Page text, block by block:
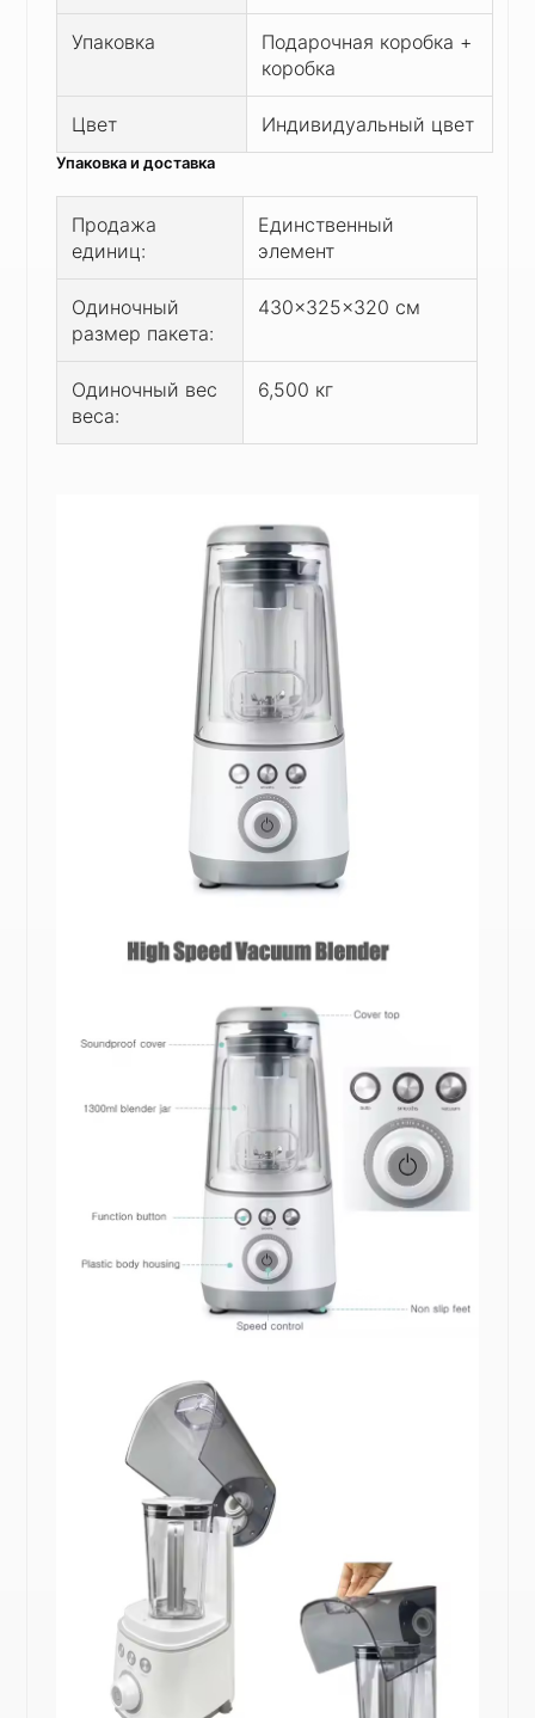
Упаковка
Подарочная коробка +
коробка
Цвет Индивидуальный цвет
Упаковка и доставка
Продажа
единиц:
Единственный
элемент
Одиночный
размер пакета:
430x325x320 см
Одиночный вес
веса:
6,500 кг